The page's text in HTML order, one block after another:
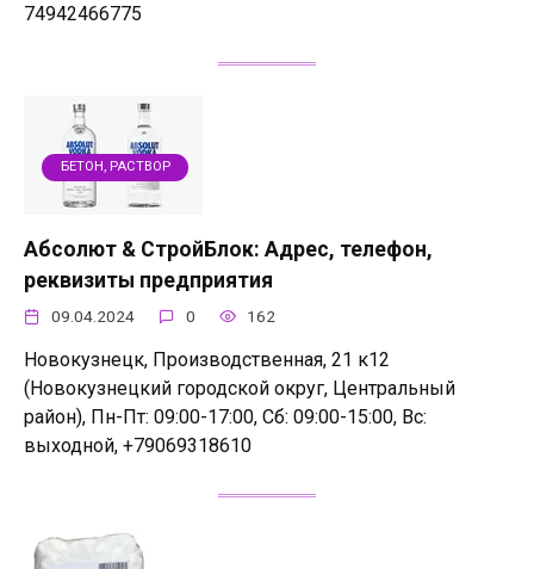
74942466775
БЕТОН, РАСТВОР
Абсолют & СтройБлок: Адрес, телефон,
реквизиты предприятия
09.04.2024 0 162
Новокузнецк, Производственная, 21 к12
(Новокузнецкий городской округ, Центральный
район), Пн-Пт: 09:00-17:00, Сб: 09:00-15:00, Вс:
выходной, +79069318610